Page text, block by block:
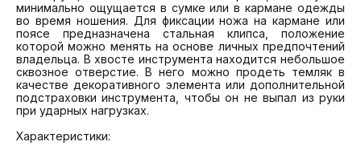
минимально ощущается в сумке или в кармане одежды
во время ношения. Для фиксации ножа на кармане или
поясе предназначена стальная клипса, положение
которой можно менять на основе личных предпочтений
владельца. В хвосте инструмента находится небольшое
сквозное отверстие. В него можно продеть темляк в
качестве декоративного элемента или дополнительной
подстраховки инструмента, чтобы он не выпал из руки
при ударных нагрузках.
Характеристики: